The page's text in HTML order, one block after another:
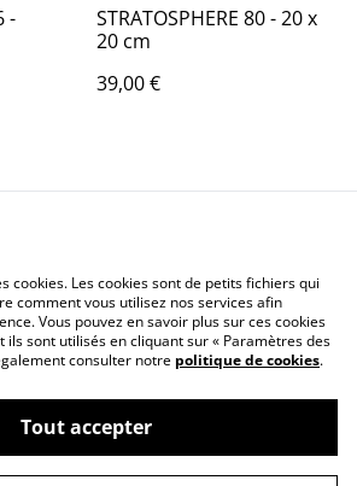
-
STRATOSPHERE 80 - 20 x
20 cm
39,00 €
nous
Conditions
de
Politique de cookies
- Artiste Plasticienne
cookies. Les cookies sont de petits fichiers qui
comment vous utilisez nos services afin
Vous pouvez en savoir plus sur ces cookies
sont utilisés en cliquant sur « Paramètres des
consulter notre politique de cookies.
Tout accepter